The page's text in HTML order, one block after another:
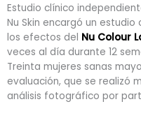
Estudio clínico
Nu Skin encargó un
los efectos del Nu Colour
veces al día durante 12
Treinta mujeres sanas
evaluación, que se realizó
análisis fotográfico por